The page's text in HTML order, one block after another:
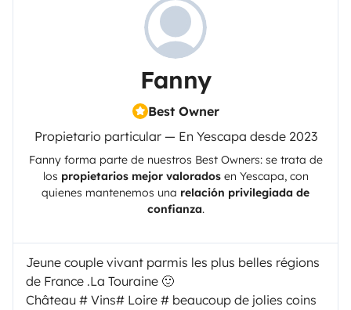
Fanny
Best Owner
Propietario particular — En Yescapa desde 2023
Fannyforma parte de nuestros Best Owners: se trata de
los propietarios mejor valoradosen Yescapa, con
quienes mantenemos una relación privilegiada de
confianza.
Jeune couple vivant parmis les plus belles régions
de France .La Touraine 🙂
Château # Vins# Loire # beaucoup de jolies coins